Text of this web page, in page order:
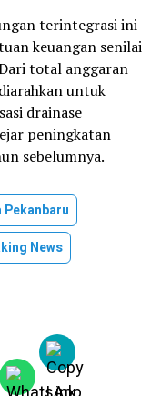
terintegrasi ini
keuangan senilai
total anggaran
untuk
drainase
peningkatan
sebelumnya.
Pekanbaru
News